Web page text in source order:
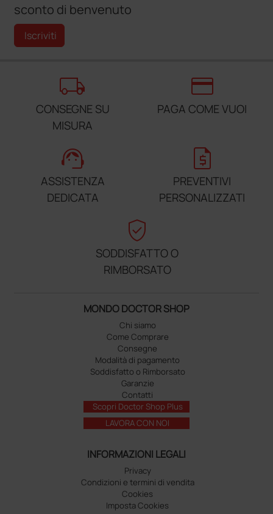
sconto di benvenuto
Iscriviti
local_shipping
CONSEGNE SU
MISURA
credit_card
PAGA COME VUOI
support_agent
ASSISTENZA
DEDICATA
request_quote
PREVENTIVI
PERSONALIZZATI
verified_user
SODDISFATTO O
RIMBORSATO
MONDO DOCTOR SHOP
Chi siamo
Come Comprare
Consegne
Modalità di pagamento
Soddisfatto o Rimborsato
Garanzie
Contatti
Scopri Doctor Shop Plus
LAVORA CON NOI
INFORMAZIONI LEGALI
Privacy
Condizioni e termini di vendita
Cookies
Imposta Cookies